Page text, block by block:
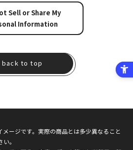
Sell or Share My
Information
back to top
ージです。実際の商品とは多少異なること
。